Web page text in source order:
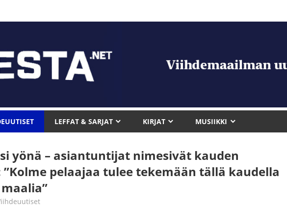
LEFFAT & SARJAT KIRJAT MUSIIKKI
yönä – asiantuntijat nimesivät kauden
pelaajaa tulee tekemään tällä kaudella